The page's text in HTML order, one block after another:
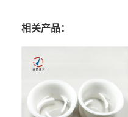
相关产品：